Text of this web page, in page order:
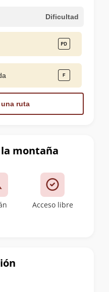
montaña
Acceso libre
Dificultad
ruta